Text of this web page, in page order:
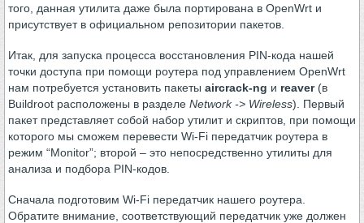
того, данная утилита даже была портирована в OpenWrt и
присутствует в официальном репозитории пакетов.
Итак, для запуска процесса восстановления PIN-кода нашей
точки доступа при помощи роутера под управлением OpenWrt
нам потребуется установить пакеты aircrack-ng и reaver(в
Buildroot расположены в разделе Network -> Wireless). Первый
пакет представляет собой набор утилит и скриптов, при помощи
которого мы сможем перевести Wi-Fi передатчик роутера в
режим “Monitor”; второй – это непосредственно утилиты для
анализа и подбора PIN-кодов.
Сначала подготовим Wi-Fi передатчик нашего роутера.
Обратите внимание, соответствующий передатчик уже должен